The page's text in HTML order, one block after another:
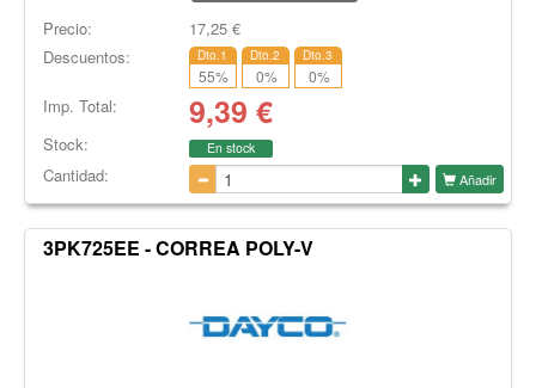
Precio: 17,25€
Descuentos:
Dto.1
55%
Dto.2
0%
Dto.3
0%
Imp. Total: 9,39 €
Stock: En stock
Cantidad: Añadir
3PK725EE - CORREA POLY-V